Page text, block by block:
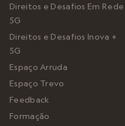
Direitos e Desafios Em Rede
5G
Direitos e Desafios Inova +
5G
Espaço Arruda
Espaço Trevo
Feedback
Formação